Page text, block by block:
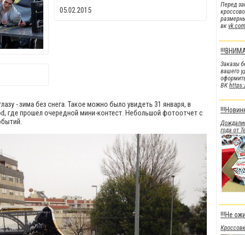
Перед
вк
Заказы
вашего
ВК
года от
!!!Не
05.02.2015
- зима без снега. Такое можно было увидеть 31 января, в
где прошел очередной мини-контест. Небольшой фотоотчет с